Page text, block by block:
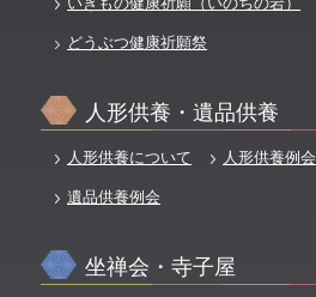
どうぶつ健康祈願祭
人形供養・遺品供養
人形供養について 人形供養例会
遺品供養例会
坐禅会・寺子屋